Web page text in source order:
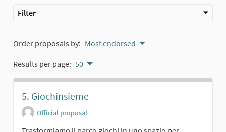
Filter
Order proposals by: Most endorsed
Results per page: 50
5. Giochinsieme
Official proposal